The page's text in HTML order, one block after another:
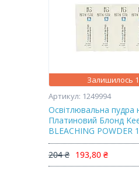
Залишилось
1249994
Освітлювальна пудра
Платиновий Блонд
BLEACHING POWDER
204 ₴ 193,80 ₴